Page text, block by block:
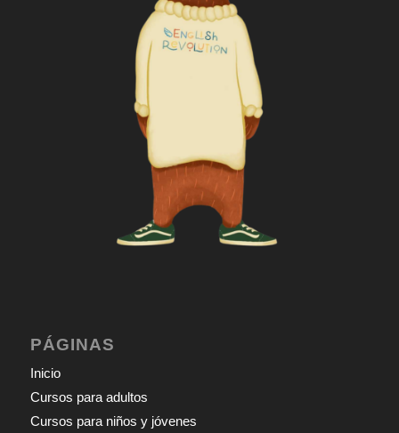
PÁGINAS
Inicio
Cursos para adultos
Cursos para niños y jóvenes